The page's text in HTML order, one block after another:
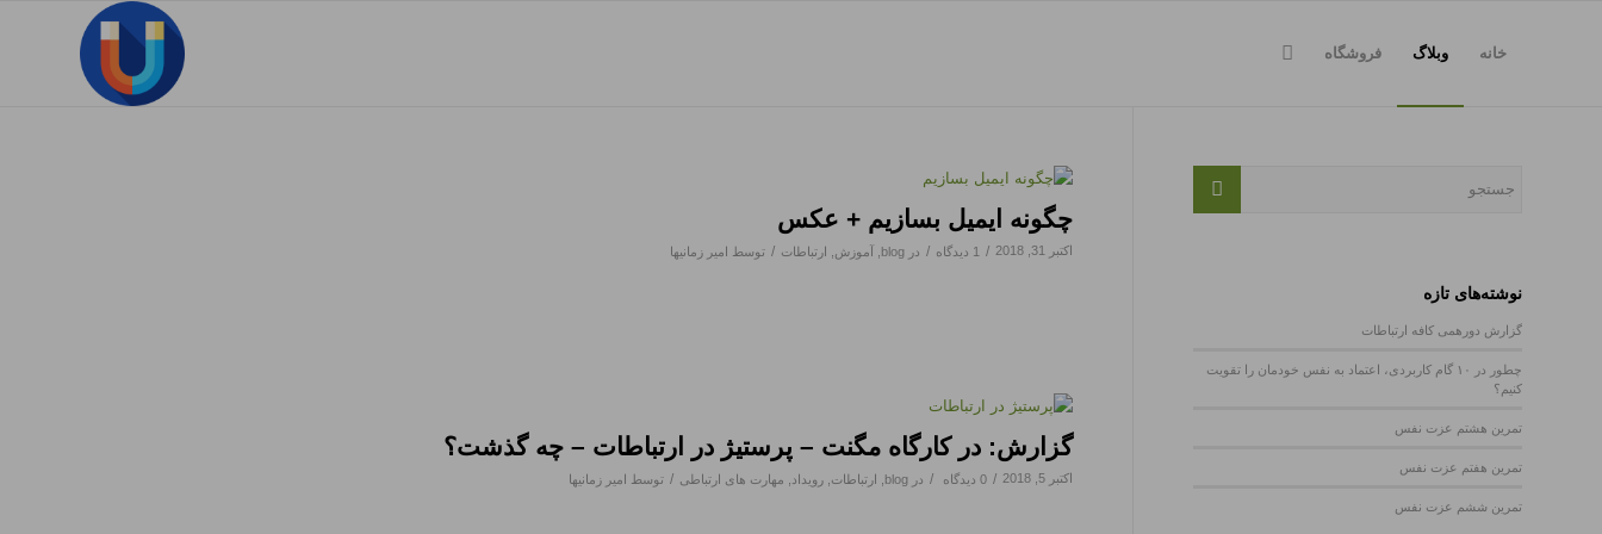
خانه وبلاگ فروشگاه
چگونه ایمیل بسازیم + عکس
اکتبر 31, 2018 / 1 دیدگاه / در blog آموزش ارتباطات / توسط امیر زمانیها
گزارش: در کارگاه مگنت – پرستیژ در ارتباطات – چه گذشت؟
اکتبر 5, 2018 / 0 دیدگاه / در blog ارتباطات رویداد مهارت های ارتباطی / توسط امیر زمانیها
نوشته‌های تازه
گزارش دورهمی کافه ارتباطات
چطور در ۱۰ گام کاربردی، اعتماد به نفس خودمان را تقویت
کنیم؟
تمرین هشتم عزت نفس
تمرین هفتم عزت نفس
تمرین ششم عزت نفس